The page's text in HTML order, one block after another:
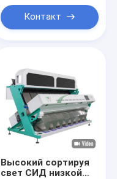
Контакт
Высокий сортируя
свет СИД низкой